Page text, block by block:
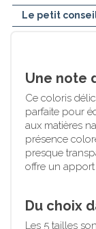
Le petit
Une note
Ce coloris
parfaite pour
aux matières
présence
presque
offre un apport
Du choix
Les 5 tailles